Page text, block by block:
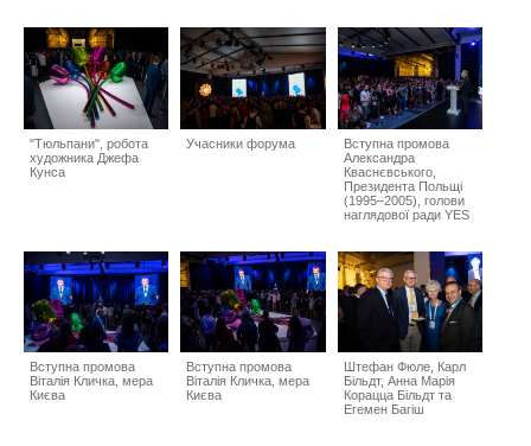
"Тюльпани", робота
художника Джефа
Кунса
Учасники форума
Вступна промова
Александра
Кваснєвського,
Президента Польщі
(1995–2005), голови
наглядової ради YES
Вступна промова
Віталія Кличка, мера
Києва
Вступна промова
Віталія Кличка, мера
Києва
Штефан Фюле, Карл
Більдт, Анна Марія
Корацца Більдт та
Егемен Багіш